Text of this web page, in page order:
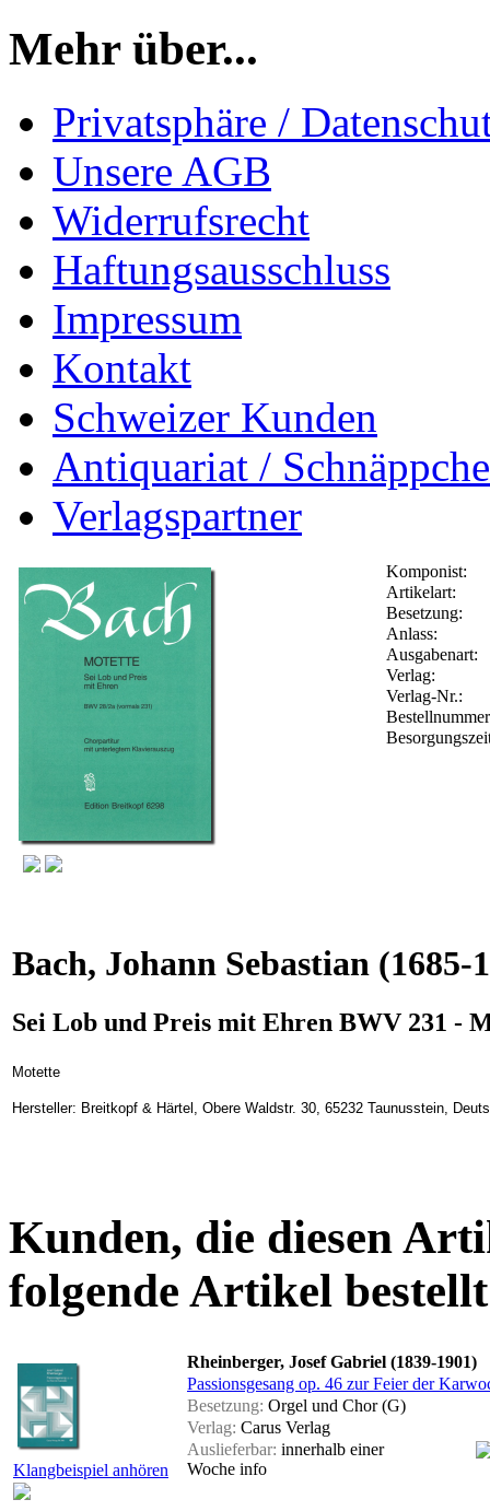
Mehr über...
Privatsphäre /
Unsere AGB
Widerrufsrecht
Haftungsausschluss
Impressum
Kontakt
Schweizer Kunden
Antiquariat /
Verlagspartner
Komponist:
Artikelart:
Besetzung:
Anlass:
Ausgabenart:
Verlag:
Verlag-Nr.:
Bach, Johann Sebastian (1685-
Sei Lob und Preis mit Ehren BWV 231 -
Motette
Hersteller: Breitkopf & Härtel, Obere Waldstr. 30, 65232 Taunusstein,
Kunden, die diesen
folgende Artikel
Klangbeispiel anhören
Rheinberger, Josef Gabriel (1839-1901)
Passionsgesang op. 46 zur Feier der
Besetzung: Orgel und Chor (G)
Verlag: Carus Verlag
Auslieferbar: innerhalb einer
Woche info